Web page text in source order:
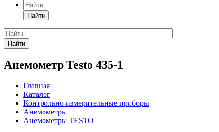
Найти
Найти
Анемометр Testo 435-1
Главная
Каталог
Контрольно-измерительные приборы
Анемометры
Анемометры TESTO